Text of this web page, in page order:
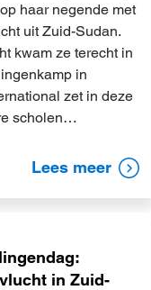
haar negende met
uit Zuid-Sudan.
kwam ze terecht in
in
zet in deze
scholen…
Lees meer
in Zuid-